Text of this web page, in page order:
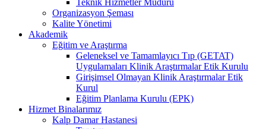
Organizasyon Şeması
Kalite Yönetimi
Akademik
Eğitim ve Araştırma
Geleneksel ve Tamamlayıcı Tıp (GETAT)
Uygulamaları Klinik Araştırmalar Etik Kurulu
Girişimsel Olmayan Klinik Araştırmalar Etik
Kurul
Eğitim Planlama Kurulu (EPK)
Hizmet Binalarımız
Kalp Damar Hastanesi